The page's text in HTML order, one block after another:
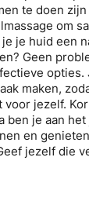
te doen
om
je huid een
Geen
opties.
maken,
voor jezelf.
ben je aan
en
jezelf die